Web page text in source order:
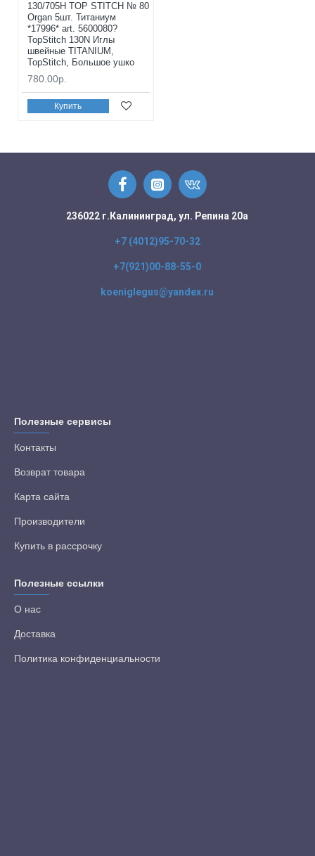
130/705H TOP STITCH № 80
Organ 5шт. Титаниум
*17996* art. 5600080?
TopStitch 130N Иглы
швейные TITANIUM,
TopStitch, Большое ушко
780.00р.
Купить
236022 г.Калининград, ул. Репина 20а
+7 (4012)95-70-32
+7(921)00-88-55-0
koeniglegus@yandex.ru
Полезные сервисы
Контакты
Возврат товара
Карта сайта
Производители
Купить в рассрочку
Полезные ссылки
О нас
Доставка
Политика конфиденциальности